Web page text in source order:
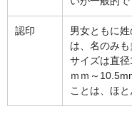
認印
男女ともに
は、名のみも
サイズは直
ｍｍ～
ことは、ほと